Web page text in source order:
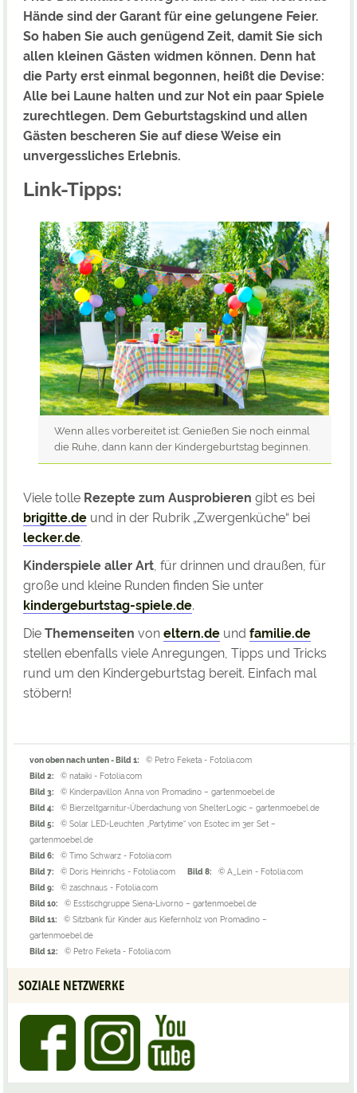
Hände sind der Garant für eine gelungene Feier.
So haben Sie auch genügend Zeit, damit Sie sich
allen kleinen Gästen widmen können. Denn hat
die Party erst einmal begonnen, heißt die Devise:
Alle bei Laune halten und zur Not ein paar Spiele
zurechtlegen. Dem Geburtstagskind und allen
Gästen bescheren Sie auf diese Weise ein
unvergessliches Erlebnis.
Link-Tipps:
Wenn alles vorbereitet ist: Genießen Sie noch einmal
die Ruhe, dann kann der Kindergeburtstag beginnen.
Viele tolle Rezepte zum Ausprobieren gibt es bei
brigitte.deund in der Rubrik „Zwergenküche“ bei
lecker.de.
Kinderspiele aller Art, für drinnen und draußen, für
große und kleine Runden finden Sie unter
kindergeburtstag-spiele.de.
Die Themenseiten von eltern.deund familie.de
stellen ebenfalls viele Anregungen, Tipps und Tricks
rund um den Kindergeburtstag bereit. Einfach mal
stöbern!
von oben nach unten - Bild 1:
© Petro Feketa - Fotolia.com
Bild 2:
© nataiki - Fotolia.com
Bild 3:
© Kinderpavillon Anna von Promadino – gartenmoebel.de
Bild 4:
© Bierzeltgarnitur-Überdachung von ShelterLogic – gartenmoebel.de
Bild 5:
© Solar LED-Leuchten „Partytime“ von Esotec im 3er Set –
gartenmoebel.de
Bild 6:
© Timo Schwarz - Fotolia.com
Bild 7:
© Doris Heinrichs - Fotolia.com Bild 8:
© A_Lein - Fotolia.com
Bild 9:
© zaschnaus - Fotolia.com
Bild 10:
© Esstischgruppe Siena-Livorno – gartenmoebel.de
Bild 11:
© Sitzbank für Kinder aus Kiefernholz von Promadino –
gartenmoebel.de
Bild 12:
© Petro Feketa - Fotolia.com
SOZIALE NETZWERKE